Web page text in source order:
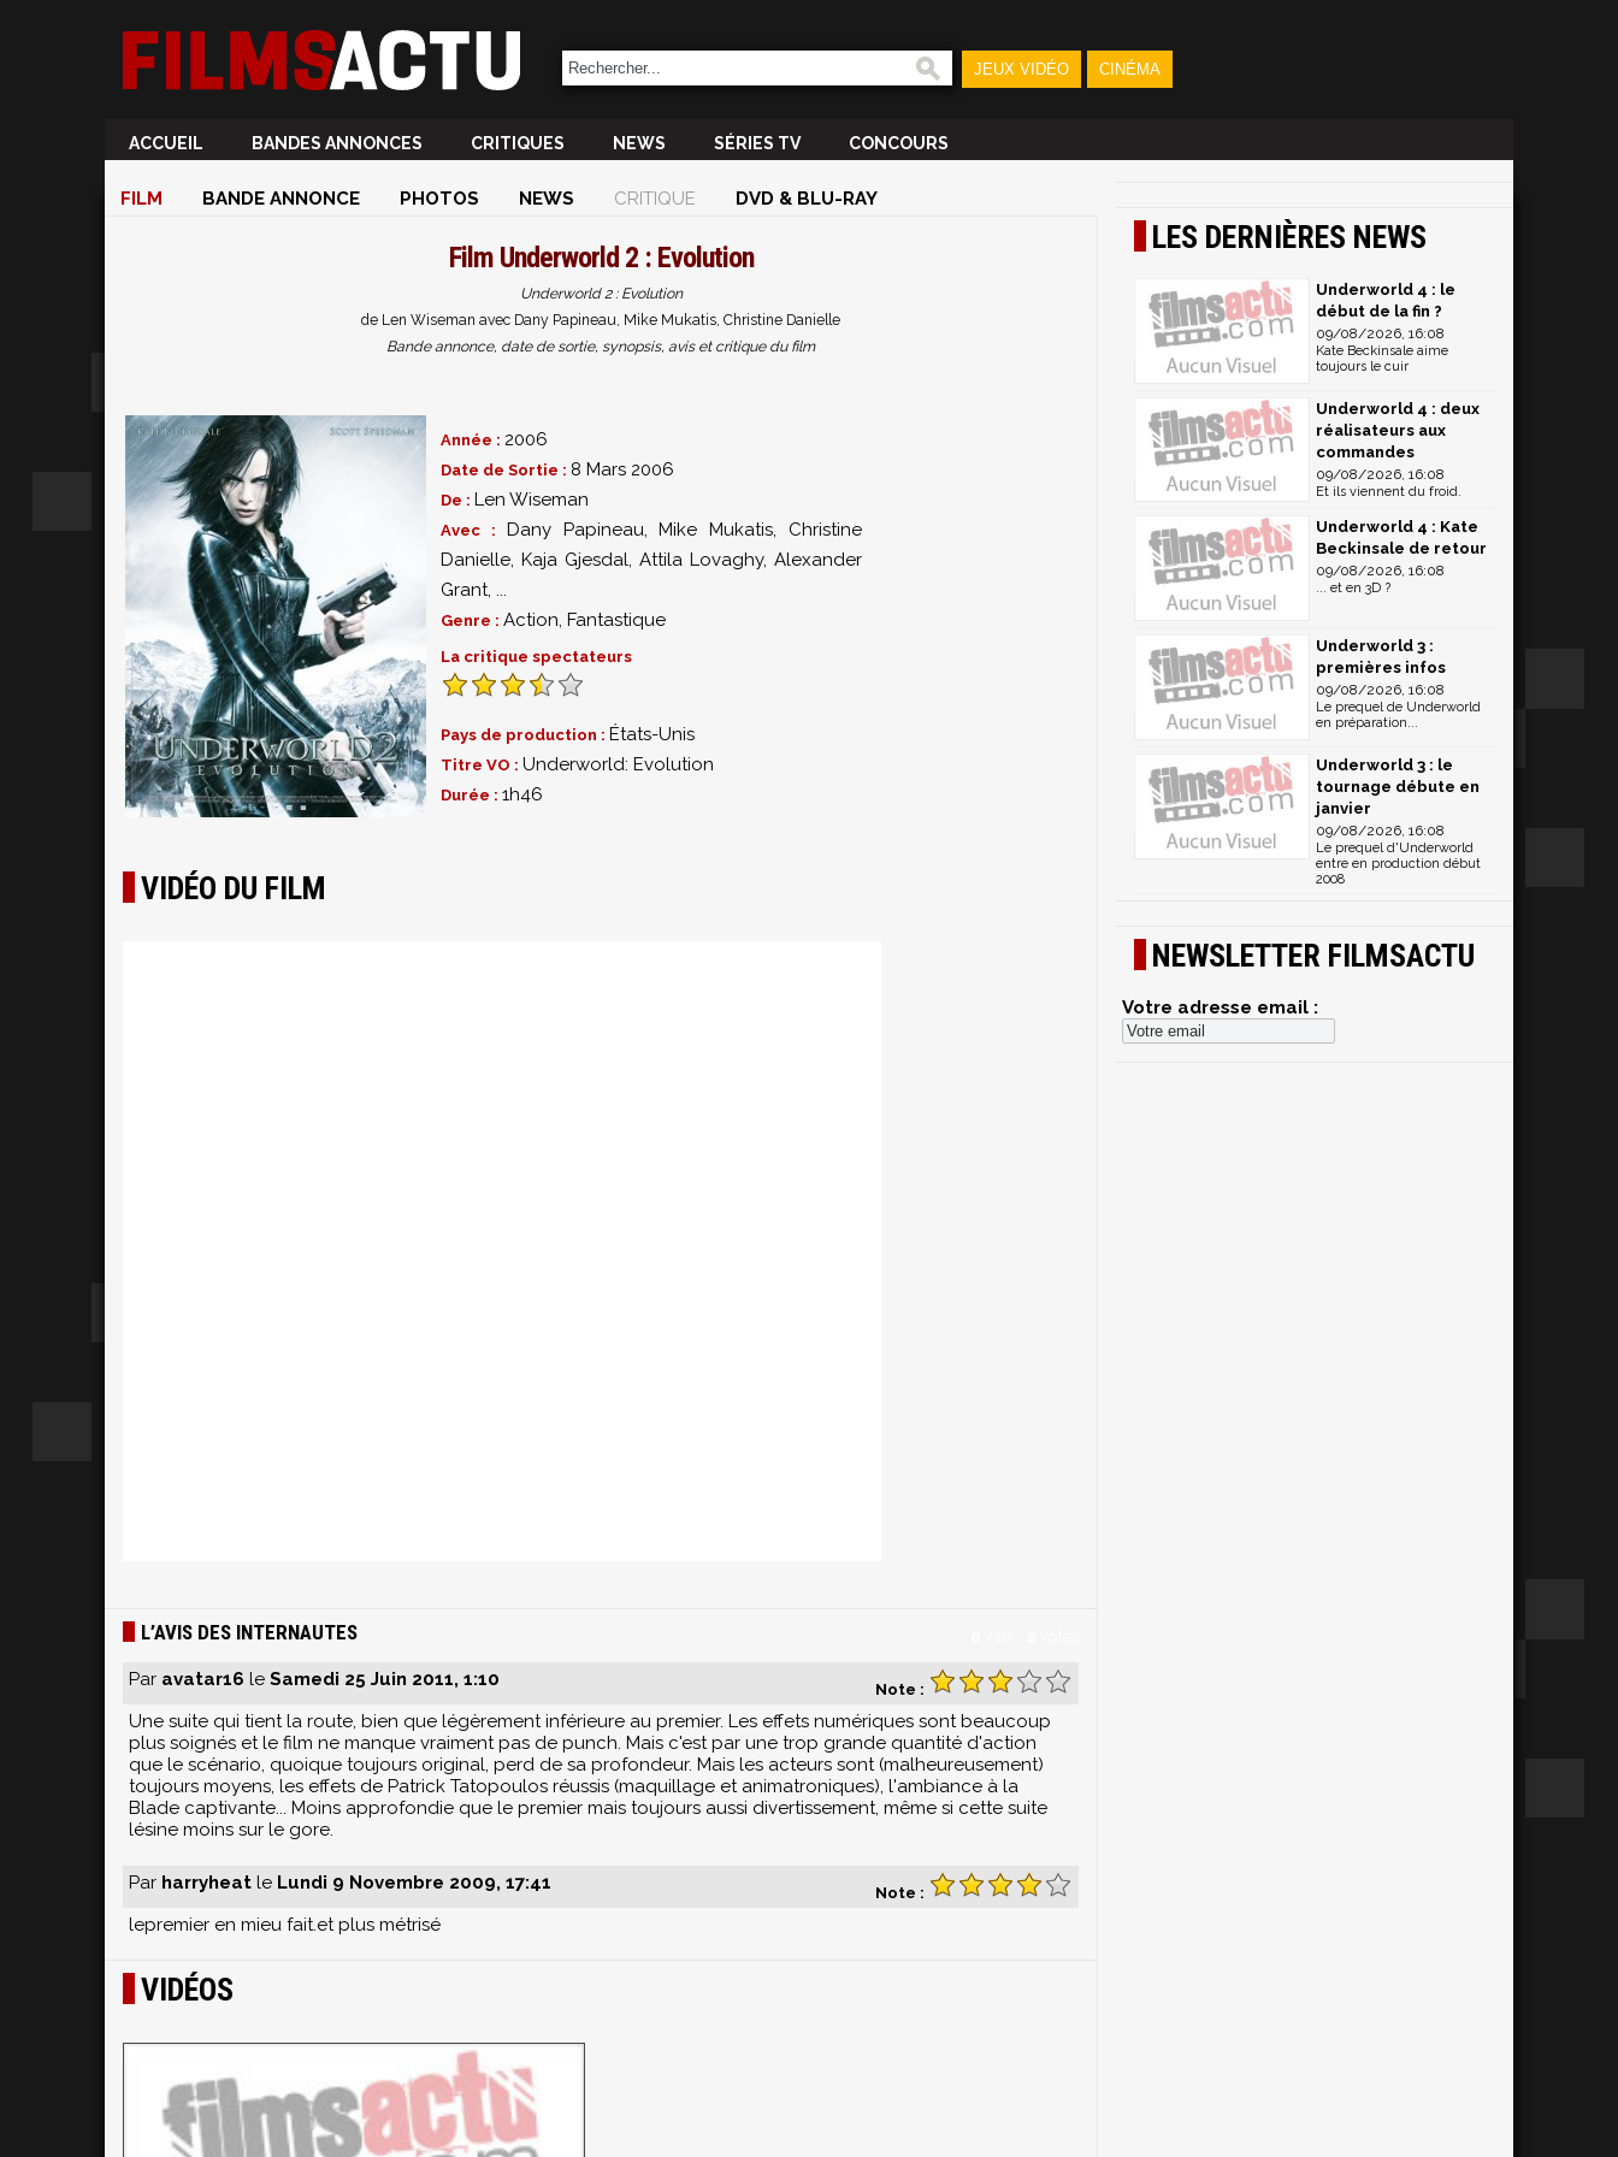
JEUX VIDÉO CINÉMA
ACCUEIL BANDES ANNONCES CRITIQUES NEWS SÉRIES TV CONCOURS
FILM BANDE ANNONCE PHOTOS NEWS CRITIQUE DVD & BLU-RAY
Film Underworld 2 : Evolution
Underworld 2 : Evolution
de Len Wiseman avec Dany Papineau, Mike Mukatis, Christine Danielle
Bande annonce, date de sortie, synopsis, avis et critique du film
Année : 2006
Date de Sortie : 8 Mars 2006
De : Len Wiseman
Avec : Dany Papineau,Mike Mukatis, Christine
Danielle, Kaja Gjesdal, Attila Lovaghy, Alexander
Grant, ...
Genre : Action, Fantastique
La critique spectateurs
Pays de production : États-Unis
Titre VO : Underworld: Evolution
Durée : 1h46
VIDÉO DU FILM
L’AVIS DES INTERNAUTES
Note :
Par avatar16 le Samedi 25 Juin 2011, 1:10
Une suite qui tient la route, bien que légèrement inférieure au premier. Les effets numériques sont beaucoup
plus soignés et le film ne manque vraiment pas de punch. Mais c'est par une trop grande quantité d'action
que le scénario, quoique toujours original, perd de sa profondeur. Mais les acteurs sont (malheureusement)
toujours moyens, les effets de Patrick Tatopoulos réussis (maquillage et animatroniques), l'ambiance à la
Blade captivante... Moins approfondie que le premier mais toujours aussi divertissement, même si cette suite
lésine moins sur le gore.
Note :
Par harryheat le Lundi 9 Novembre 2009, 17:41
lepremier en mieu fait.et plus métrisé
VIDÉOS
LES DERNIÈRES NEWS
Underworld 4 : le
début de la fin ?
09/08/2026, 16:08
Kate Beckinsale aime
toujours le cuir
Underworld 4 : deux
réalisateurs aux
commandes
09/08/2026, 16:08
Et ils viennent du froid.
Underworld 4 : Kate
Beckinsale de retour
09/08/2026, 16:08
... et en 3D ?
Underworld 3 :
premières infos
09/08/2026, 16:08
Le prequel de Underworld
en préparation...
Underworld 3 : le
tournage débute en
janvier
09/08/2026, 16:08
Le prequel d'Underworld
entre en production début
2008
NEWSLETTER FILMSACTU
Votre adresse email :